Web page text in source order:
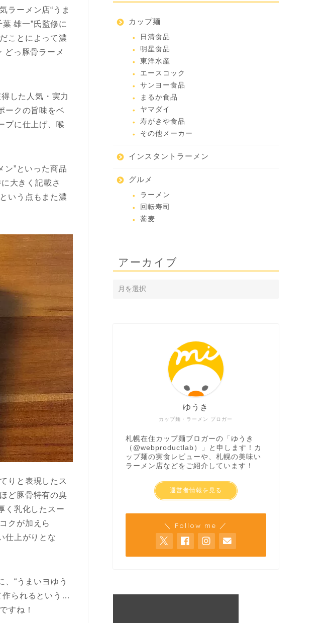
ラーメン店“うま
雄一”氏監修に
ことによって濃
どっ豚骨ラーメ
した人気・実力
ークの旨味をベ
プに仕上げ、喉
ン”といった商品
大きく記載さ
いう点もまた濃
りと表現したス
ど豚骨特有の臭
く乳化したスー
クが加えら
仕上がりとな
、“うまいヨゆう
作られるという…
すね！
カップ麺
日清食品
明星食品
東洋水産
エースコック
サンヨー食品
まるか食品
ヤマダイ
寿がきや食品
その他メーカー
インスタントラーメン
グルメ
ラーメン
回転寿司
蕎麦
アーカイブ
カップ麺・ラーメン ブロガー
ゆうき
札幌在住カップ麺ブロガーの「ゆうき
（ @webproductlab ）」と申します！カ
ップ麺の実食レビューや、札幌の美味い
ラーメン店などをご紹介しています！
運営者情報を見る
＼ Follow me ／